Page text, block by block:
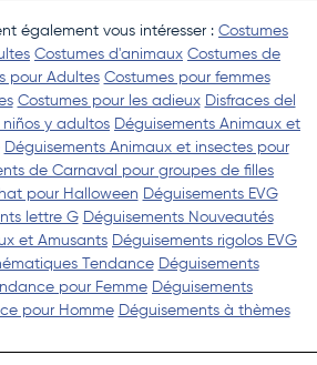
également vous intéresser : Costumes
Costumes d'animaux Costumes de
pour Adultes Costumes pour femmes
Costumes pour les adieux Disfraces del
y adultos Déguisements Animaux et
Déguisements Animaux et insectes pour
de Carnaval pour groupes de filles
pour Halloween Déguisements EVG
lettre G Déguisements Nouveautés
et Amusants Déguisements rigolos EVG
Tendance Déguisements
pour Femme Déguisements
pour Homme Déguisements à thèmes